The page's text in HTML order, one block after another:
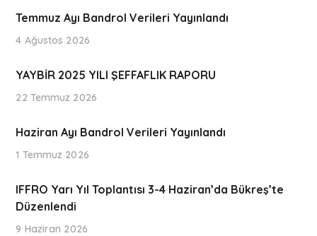
Temmuz Ayı Bandrol Verileri Yayınlandı
4 Ağustos 2026
YAYBİR 2025 YILI ŞEFFAFLIK RAPORU
22 Temmuz 2026
Haziran Ayı Bandrol Verileri Yayınlandı
1 Temmuz 2026
IFFRO Yarı Yıl Toplantısı 3-4 Haziran’da Bükreş’te
Düzenlendi
9 Haziran 2026